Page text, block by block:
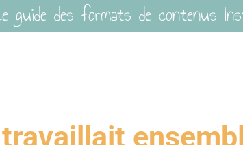
guide des formats de contenus